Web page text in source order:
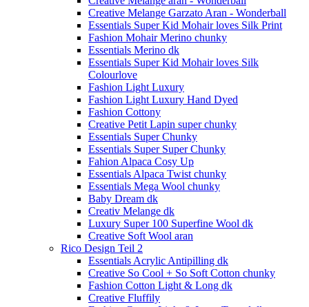
Creative Melange Garzato Aran - Wonderball
Essentials Super Kid Mohair loves Silk Print
Fashion Mohair Merino chunky
Essentials Merino dk
Essentials Super Kid Mohair loves Silk
Colourlove
Fashion Light Luxury
Fashion Light Luxury Hand Dyed
Fashion Cottony
Creative Petit Lapin super chunky
Essentials Super Chunky
Essentials Super Super Chunky
Fahion Alpaca Cosy Up
Essentials Alpaca Twist chunky
Essentials Mega Wool chunky
Baby Dream dk
Creativ Melange dk
Luxury Super 100 Superfine Wool dk
Creative Soft Wool aran
Rico Design Teil 2
Essentials Acrylic Antipilling dk
Creative So Cool + So Soft Cotton chunky
Fashion Cotton Light & Long dk
Creative Fluffily